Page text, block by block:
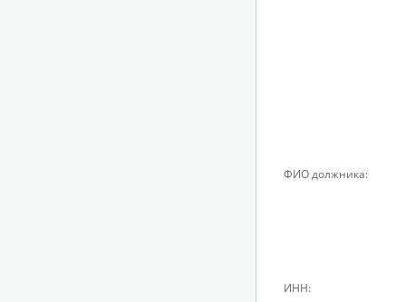
ФИО должника:
ИНН: